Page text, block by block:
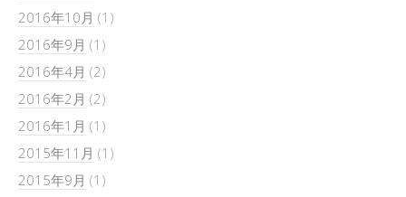
2016年10月 (1)
2016年9月 (1)
2016年4月 (2)
2016年2月 (2)
2016年1月 (1)
2015年11月 (1)
2015年9月 (1)